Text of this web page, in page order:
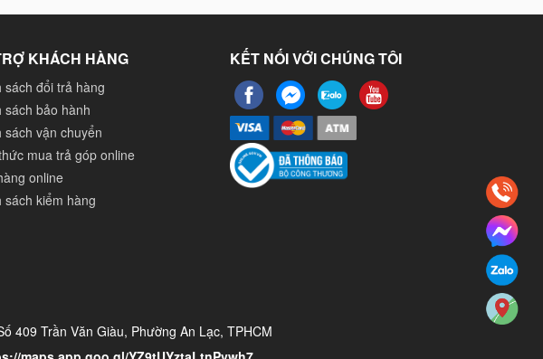
này chủ yếu là
KHÁCH HÀNG
sách đổi trả hàng
sách bảo hành
sách vận chuyển
mua trả góp online
online
sách kiểm hàng
KẾT NỐI VỚI CHÚNG TÔI
409 Trần Văn Giàu, Phường An Lạc, TPHCM